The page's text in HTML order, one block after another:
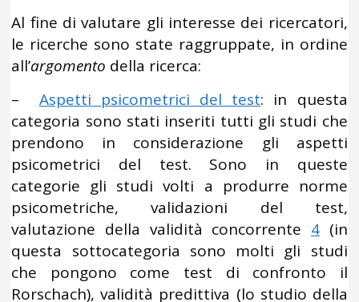
Al fine di valutare gli interesse dei ricercatori,
le ricerche sono state raggruppate, in ordine
all’argomento della ricerca:
– Aspetti psicometrici del test: in questa
categoria sono stati inseriti tutti gli studi che
prendono in considerazione gli aspetti
psicometrici del test. Sono in queste
categorie gli studi volti a produrre norme
psicometriche, validazioni del test,
valutazione della validità concorrente 4(in
questa sottocategoria sono molti gli studi
che pongono come test di confronto il
Rorschach), validità predittiva (lo studio della